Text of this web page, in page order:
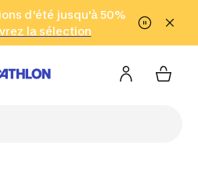
au contenu Aller au pied de
d'été jusqu'à 50%
la sélection
ici
2 h!